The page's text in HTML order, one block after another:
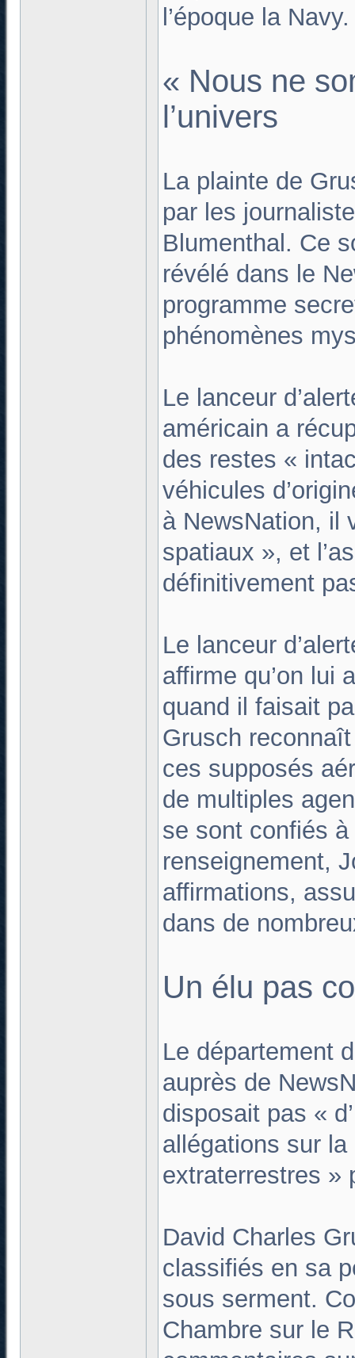
l’époque la Navy.
« Nous ne
l’univers
La plainte de
par les
Blumenthal. Ce
révélé dans le
programme
phénomènes
Le lanceur
américain a
des restes «
véhicules
à NewsNation, il
spatiaux », et
définitivement
Le lanceur
affirme qu’on lui
quand il faisait
Grusch
ces supposés
de multiples
se sont confiés
renseignement,
affirmations,
dans de
Un élu pas
Le département
auprès de
disposait pas «
allégations sur
extraterrestres »
David Charles
classifiés en sa
sous serment.
Chambre sur le